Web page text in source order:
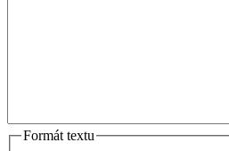
Formát textu